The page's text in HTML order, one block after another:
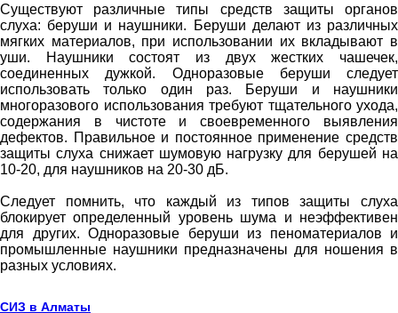
Существуют различные типы средств защиты органов
слуха: беруши и наушники. Беруши делают из различных
мягких материалов, при использовании их вкладывают в
уши. Наушники состоят из двух жестких чашечек,
соединенных дужкой. Одноразовые беруши следует
использовать только один раз. Беруши и наушники
многоразового использования требуют тщательного ухода,
содержания в чистоте и своевременного выявления
дефектов. Правильное и постоянное применение средств
защиты слуха снижает шумовую нагрузку для берушей на
10-20, для наушников на 20-30 дБ.
Следует помнить, что каждый из типов защиты слуха
блокирует определенный уровень шума и неэффективен
для других. Одноразовые беруши из пеноматериалов и
промышленные наушники предназначены для ношения в
разных условиях.
СИЗ в Алматы